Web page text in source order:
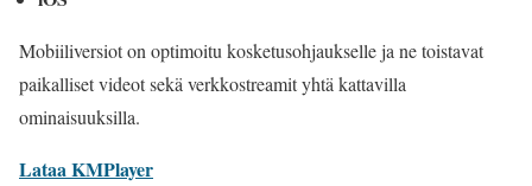
Mobiiliversiot on optimoitu kosketusohjaukselle ja ne toistavat
paikalliset videot sekä verkkostreamit yhtä kattavilla
ominaisuuksilla.
Lataa KMPlayer